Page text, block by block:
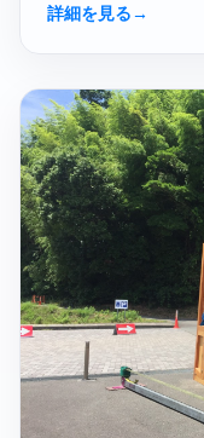
詳細を見る→